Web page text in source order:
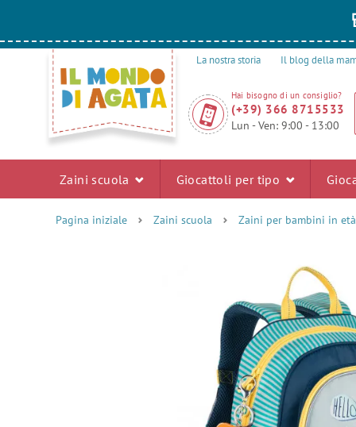
La nostra storia Il blog della
Hai bisogno di un consiglio?
(+39) 366 8715533
Lun - Ven: 9:00 - 13:00
Zaini scuola Giocattoli per tipo
Pagina iniziale Zaini scuola Zaini per bambini in